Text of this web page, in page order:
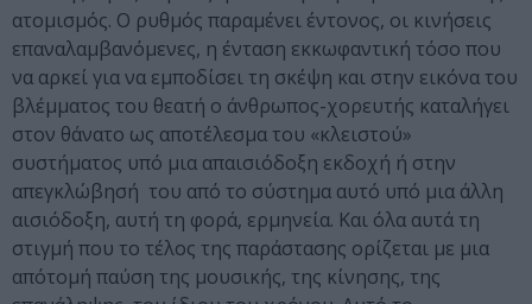
ατομισμός. Ο ρυθμός παραμένει έντονος, οι κινήσεις
επαναλαμβανόμενες, η ένταση εκκωφαντική τόσο που
να αρκεί για να εμποδίσει τη σκέψη και στην εικόνα του
βλέμματος του θεατή ο άνθρωπος-χορευτής καταλήγει
στον θάνατο ως αποτέλεσμα του «κλειστού»
συστήματος υπό μια απαισιόδοξη εκδοχή ή στην
απεγκλώβησή του από το σύστημα αυτό υπό μια άλλη
αισιόδοξη, αυτή τη φορά, ερμηνεία. Και όλα αυτά τη
στιγμή που το τέλος της παράστασης ορίζεται με μια
απότομή παύση της μουσικής, της κίνησης, της